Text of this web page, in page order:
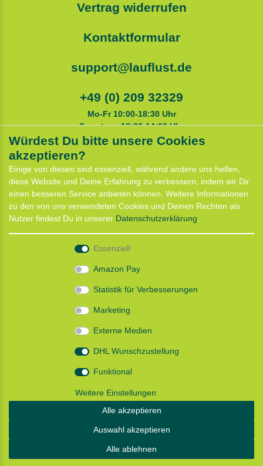
Vertrag widerrufen
Kontaktformular
support@lauflust.de
+49 (0) 209 32329
Mo-Fr 10:00-18:30 Uhr
Samstags 10:00-14:00 Uhr
Anfahrt
Kontaktformular
Termin für Hundeberatung
CaniX Seminare
Lauf Seminar
Laufen mit Lauflust
Batterieentsorgung
Daten­schutz­erklärung
AGB
Würdest Du bitte unsere Cookies
akzeptieren?
Einige von diesen sind essenziell, während andere uns helfen,
diese Website und Deine Erfahrung zu verbessern, indem wir Dir
einen besseren Service anbieten können. Weitere Informationen
zu den von uns verwendeten Cookies und Deinen Rechten als
Nutzer findest Du in unserer Daten­schutz­erklärung
Essenziell
Amazon Pay
Statistik für Verbesserungen
Marketing
Externe Medien
DHL Wunschzustellung
Funktional
Weitere Einstellungen
Alle akzeptieren
Auswahl akzeptieren
Alle ablehnen